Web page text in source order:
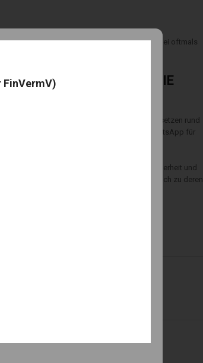
für die digitale Heimarbeit wurde dabei oftmals
NUN VERSCHÄRFT DIE
(GDV) nach wie vor nicht gut. So setzen rund
Zwecke ein. Mehr als jeder fünfte nutzt WhatsApp für
Unternehmen die Kontrolle über ihre IT-Sicherheit und
Folgen von Cyberattacken – aber auch zu deren
FinVermV)